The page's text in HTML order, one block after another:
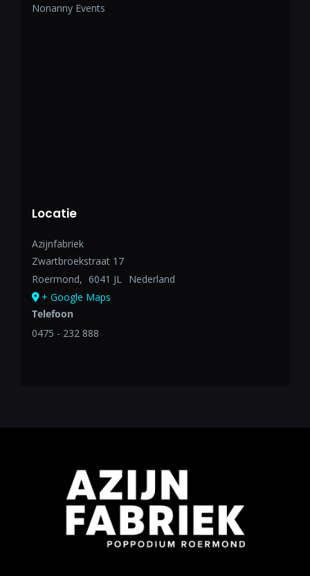
Nonanny Events
Locatie
Azijnfabriek
Zwartbroekstraat 17
Roermond, 6041 JL
Nederland
+ Google Maps
Telefoon
0475 - 232 888